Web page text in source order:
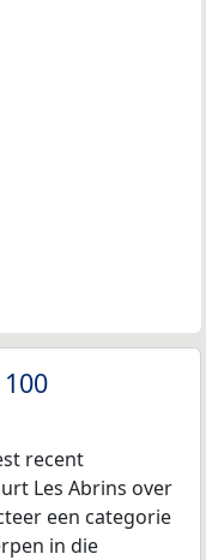
recent
Les Abrins over
een categorie
in die